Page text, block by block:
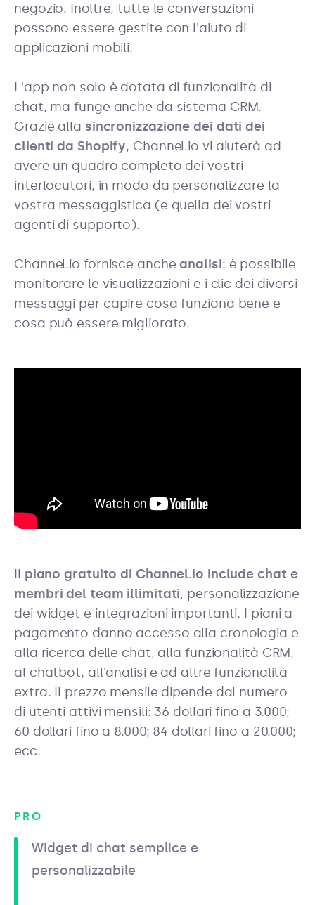
negozio. Inoltre, tutte le conversazioni
possono essere gestite con l'aiuto di
applicazioni mobili.
L'app non solo è dotata di funzionalità di
chat, ma funge anche da sistema CRM.
Grazie alla sincronizzazione dei dati dei
clienti da Shopify, Channel.io vi aiuterà ad
avere un quadro completo dei vostri
interlocutori, in modo da personalizzare la
vostra messaggistica (e quella dei vostri
agenti di supporto).
Channel.io fornisce ancheanalisi: è possibile
monitorare le visualizzazioni e i clic dei diversi
messaggi per capire cosa funziona bene e
cosa può essere migliorato.
Il piano gratuito di Channel.io include chat e
membri del team illimitati, personalizzazione
dei widget e integrazioni importanti. I piani a
pagamento danno accesso alla cronologia e
alla ricerca delle chat, alla funzionalità CRM,
al chatbot, all'analisi e ad altre funzionalità
extra. Il prezzo mensile dipende dal numero
di utenti attivi mensili: 36 dollari fino a 3.000;
60 dollari fino a 8.000; 84 dollari fino a 20.000;
ecc.
PRO
Widget di chat semplice e
personalizzabile